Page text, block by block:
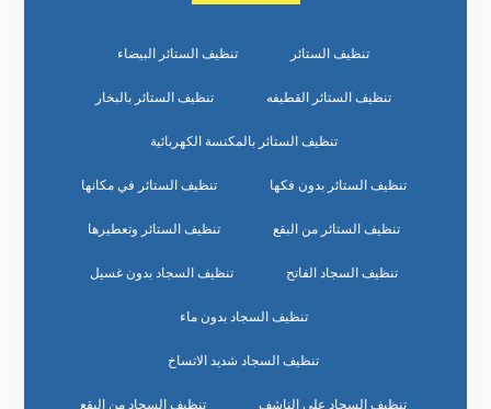
تنظيف الستائر تنظيف الستائر البيضاء
تنظيف الستائر القطيفه تنظيف الستائر بالبخار
تنظيف الستائر بالمكنسة الكهربائية
تنظيف الستائر بدون فكها تنظيف الستائر في مكانها
تنظيف الستائر من البقع تنظيف الستائر وتعطيرها
تنظيف السجاد الفاتح تنظيف السجاد بدون غسيل
تنظيف السجاد بدون ماء
تنظيف السجاد شديد الاتساخ
تنظيف السجاد على الناشف تنظيف السجاد من البقع